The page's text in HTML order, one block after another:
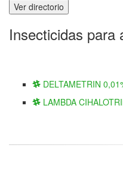
Ver directorio
Insecticidas para
DELTAMETRIN
LAMBDA